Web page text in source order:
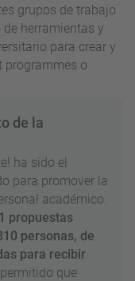
grupos de trabajo
herramientas y
para crear y
programmes o
de la
ha sido el
para promover la
académico.
propuestas
personas, de
para recibir
que